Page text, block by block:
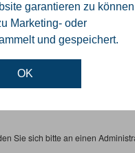
garantieren zu
Marketing- oder
und gespeichert.
OK
der
Sie sich bitte an einen